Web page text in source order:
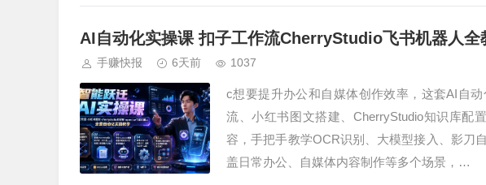
AI自动化实操课 扣子工作流CherryStudio飞书机器人全
手赚快报 6天前 1037
c想要提升办公和自媒体创作效率，这套AI自
流、小红书图文搭建、CherryStudio知识库配
容，手把手教学OCR识别、大模型接入、影刀
盖日常办公、自媒体内容制作等多个场景，…